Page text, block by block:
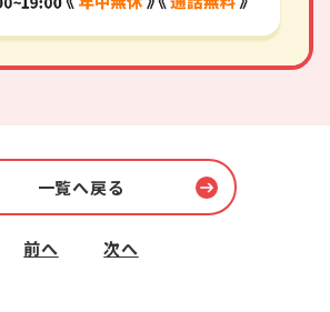
前へ
一覧へ戻る
次へ